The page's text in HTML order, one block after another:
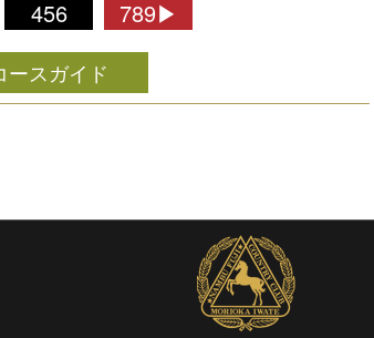
456 789▶
ースガイド